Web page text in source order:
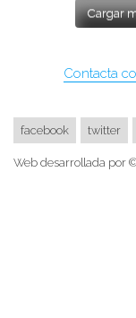
Cargar
Contacta
facebook twitter
Web desarrollada por